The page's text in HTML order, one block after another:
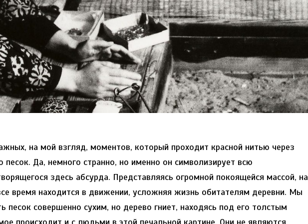
на мой взгляд, моментов, который проходит красной нитью через
песок. Да, немного странно, но именно он символизирует всю
здесь абсурда. Представляясь огромной покоящейся массой, на
время находится в движении, усложняя жизнь обитателям деревни. Мы
песок совершенно сухим, но дерево гниет, находясь под его толстым